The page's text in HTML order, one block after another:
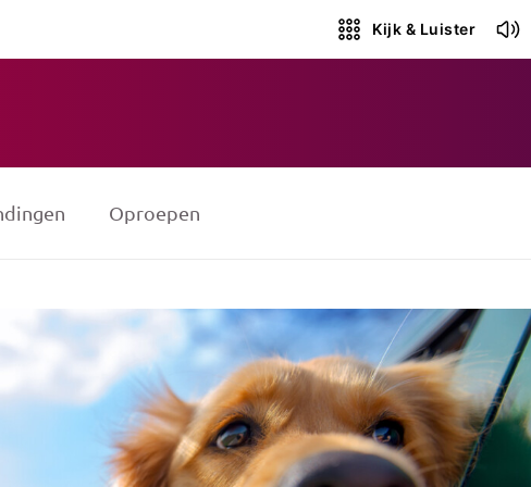
Kijk & Luister
Oproepen